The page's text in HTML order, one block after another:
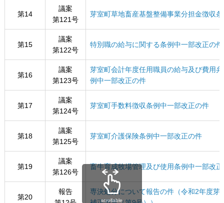
第14
議案
第121号
芽室町草地畜産基盤整備事業分担金徴収
第15
議案
第122号
特別職の給与に関する条例中一部改正の件
第16
議案
第123号
芽室町会計年度任用職員の給与及び費用
例中一部改正の件
第17
議案
第124号
芽室町手数料徴収条例中一部改正の件
第18
議案
第125号
芽室町介護保険条例中一部改正の件
第19
議案
第126号
畜牛育成牧場管理及び使用条例中一部改
第20
報告
専決処分について報告の件（令和2年度芽
scrollable